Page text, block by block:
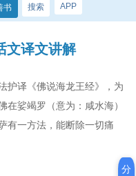
书 搜索 APP
文译文讲解
护译《佛说海龙王经》，为
娑竭罗（意为：咸水海）
有一方法，能断除一切痛
分